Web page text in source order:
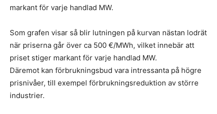
Som grafen visar så blir lutningen på kurvan nästan lodrät
när priserna går över ca 500 €/MWh, vilket innebär att
priset stiger markant för varje handlad MW.
Däremot kan förbrukningsbud vara intressanta på högre
prisnivåer, till exempel förbrukningsreduktion av större
industrier.